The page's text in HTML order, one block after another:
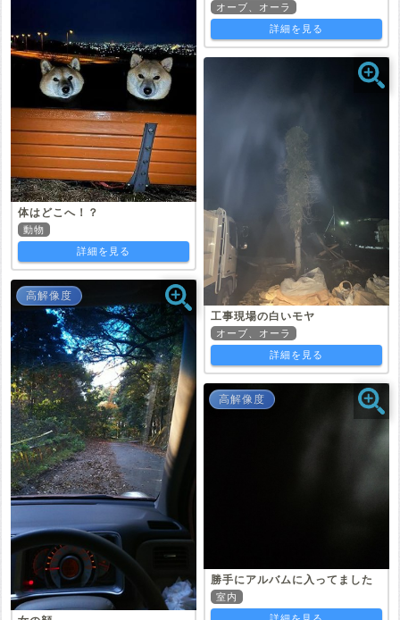
体はどこへ！？
動物
詳細を見る
高解像度
オーブ、オーラ
詳細を見る
工事現場の白いモヤ
オーブ、オーラ
詳細を見る
高解像度
勝手にアルバムに入ってました
室内